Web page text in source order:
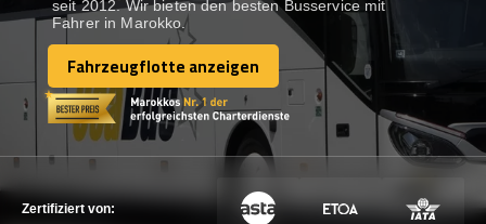
FLOTTE
KONTAKTIEREN SIE UNS
KONTAKTIEREN SIE UNS
seit 2012. Wir bieten den besten Busservice mit
Fahrer in Marokko.
Fahrzeugflotte anzeigen
Fahrzeugflotte anzeigen
Zertifiziert von: